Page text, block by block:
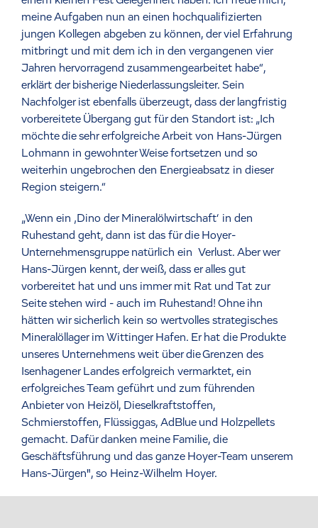
meine Aufgaben nun an einen hochqualifizierten
jungen Kollegen abgeben zu können, der viel Erfahrung
mitbringt und mit dem ich in den vergangenen vier
Jahren hervorragend zusammengearbeitet habe“,
erklärt der bisherige Niederlassungsleiter. Sein
Nachfolger ist ebenfalls überzeugt, dass der langfristig
vorbereitete Übergang gut für den Standort ist: „Ich
möchte die sehr erfolgreiche Arbeit von Hans-Jürgen
Lohmann in gewohnter Weise fortsetzen und so
weiterhin ungebrochen den Energieabsatz in dieser
Region steigern.“
„Wenn ein ‚Dino der Mineralölwirtschaft‘ in den
Ruhestand geht, dann ist das für die Hoyer-
Unternehmensgruppe natürlich ein Verlust. Aber wer
Hans-Jürgen kennt, der weiß, dass er alles gut
vorbereitet hat und uns immer mit Rat und Tat zur
Seite stehen wird - auch im Ruhestand! Ohne ihn
hätten wir sicherlich kein so wertvolles strategisches
Mineralöllager im Wittinger Hafen. Er hat die Produkte
unseres Unternehmens weit über die Grenzen des
Isenhagener Landes erfolgreich vermarktet, ein
erfolgreiches Team geführt und zum führenden
Anbieter von Heizöl, Dieselkraftstoffen,
Schmierstoffen, Flüssiggas, AdBlue und Holzpellets
gemacht. Dafür danken meine Familie, die
Geschäftsführung und das ganze Hoyer-Team unserem
Hans-Jürgen", so Heinz-Wilhelm Hoyer.